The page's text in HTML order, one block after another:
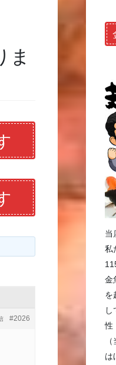
ま
#2026
当
私
金
を
性
は